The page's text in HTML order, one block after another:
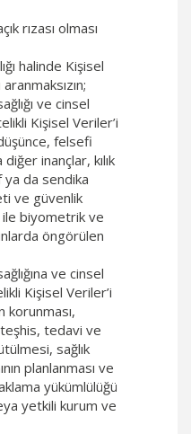
rızası olması
halinde Kişisel
aranmaksızın;
ve cinsel
Kişisel Veriler’i
felsefi
inançlar, kılık
ya da sendika
ve güvenlik
biyometrik ve
öngörülen
ve cinsel
Kişisel Veriler’i
korunması,
tedavi ve
sağlık
planlanması ve
yükümlülüğü
yetkili kurum ve